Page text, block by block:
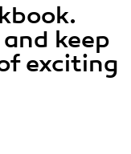
keep
exciting